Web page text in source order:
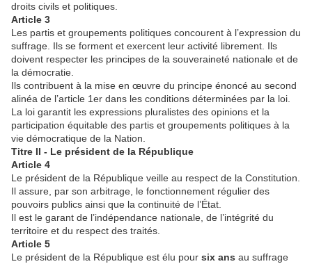
droits civils et politiques.
Article 3
Les partis et groupements politiques concourent à l’expression du
suffrage. Ils se forment et exercent leur activité librement. Ils
doivent respecter les principes de la souveraineté nationale et de
la démocratie.
Ils contribuent à la mise en œuvre du principe énoncé au second
alinéa de l’article 1er dans les conditions déterminées par la loi.
La loi garantit les expressions pluralistes des opinions et la
participation équitable des partis et groupements politiques à la
vie démocratique de la Nation.
Titre II - Le président de la République
Article 4
Le président de la République veille au respect de la Constitution.
Il assure, par son arbitrage, le fonctionnement régulier des
pouvoirs publics ainsi que la continuité de l’État.
Il est le garant de l’indépendance nationale, de l’intégrité du
territoire et du respect des traités.
Article 5
Le président de la République est élu pour six ans au suffrage